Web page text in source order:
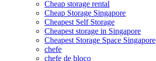
Cheap storage rental
Cheap Storage Singapore
Cheapest Self Storage
Cheapest storage in Singapore
Cheapest Storage Space Singapore
chefe
chefe de bloco